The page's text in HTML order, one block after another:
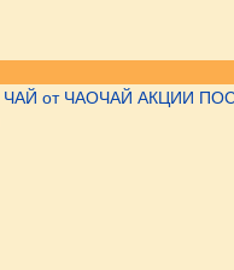
ЧАЙ от ЧАОЧАЙ АКЦИИ